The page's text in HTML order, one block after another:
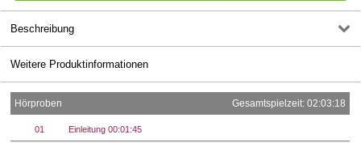
Beschreibung
Weitere Produktinformationen
Hörproben Gesamtspielzeit: 02:03:18
01 Einleitung 00:01:45